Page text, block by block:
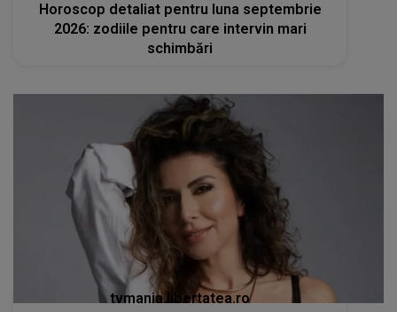
Horoscop detaliat pentru luna septembrie
2026: zodiile pentru care intervin mari
schimbări
tvmania.libertatea.ro